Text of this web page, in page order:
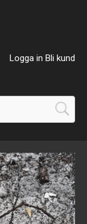
Logga in Bli kund